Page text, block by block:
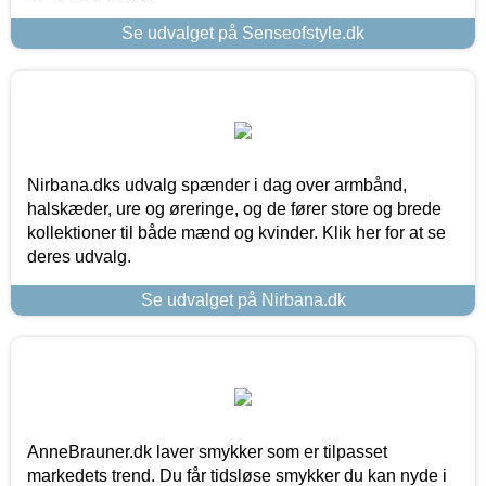
Se udvalget på Senseofstyle.dk
Nirbana.dks udvalg spænder i dag over armbånd,
halskæder, ure og øreringe, og de fører store og brede
kollektioner til både mænd og kvinder. Klik her for at se
deres udvalg.
Se udvalget på Nirbana.dk
AnneBrauner.dk laver smykker som er tilpasset
markedets trend. Du får tidsløse smykker du kan nyde i